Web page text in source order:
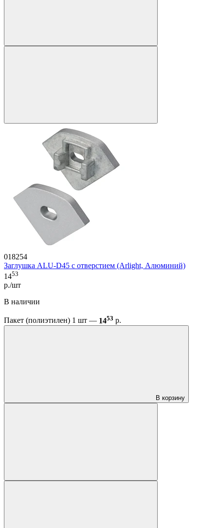
018254
Заглушка ALU-D45 с отверстием (Arlight, Алюминий)
1453
р./шт
В наличии
Пакет (полиэтилен) 1 шт — 1453 р.
В корзину